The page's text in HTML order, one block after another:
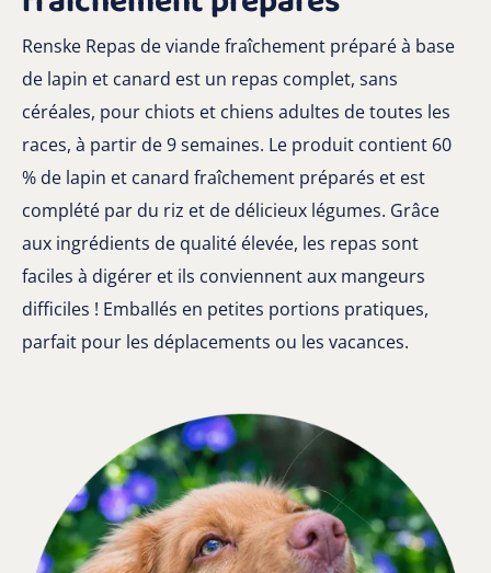
Renske Repas de viande fraîchement préparé à base
de lapin et canard est un repas complet, sans
céréales, pour chiots et chiens adultes de toutes les
races, à partir de 9 semaines. Le produit contient 60
% de lapin et canard fraîchement préparés et est
complété par du riz et de délicieux légumes. Grâce
aux ingrédients de qualité élevée, les repas sont
faciles à digérer et ils conviennent aux mangeurs
difficiles ! Emballés en petites portions pratiques,
parfait pour les déplacements ou les vacances.